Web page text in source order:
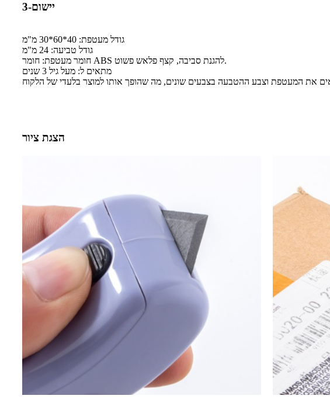
יישום-3
גודל מעטפת: 40*60*30 מ"מ
גודל טביעה: 24 מ"מ
חומר מעטפת: חומר ABS להגנת סביבה, קצף פלאש פשוט.
מתאים ל: מעל גיל 3 שנים
הצגת ציור